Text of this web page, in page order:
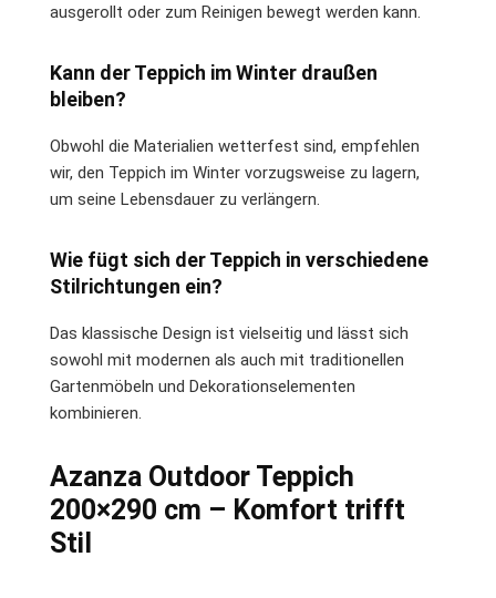
ausgerollt oder zum Reinigen bewegt werden kann.
Kann der Teppich im Winter draußen
bleiben?
Obwohl die Materialien wetterfest sind, empfehlen
wir, den Teppich im Winter vorzugsweise zu lagern,
um seine Lebensdauer zu verlängern.
Wie fügt sich der Teppich in verschiedene
Stilrichtungen ein?
Das klassische Design ist vielseitig und lässt sich
sowohl mit modernen als auch mit traditionellen
Gartenmöbeln und Dekorationselementen
kombinieren.
Azanza Outdoor Teppich
200×290 cm – Komfort trifft
Stil